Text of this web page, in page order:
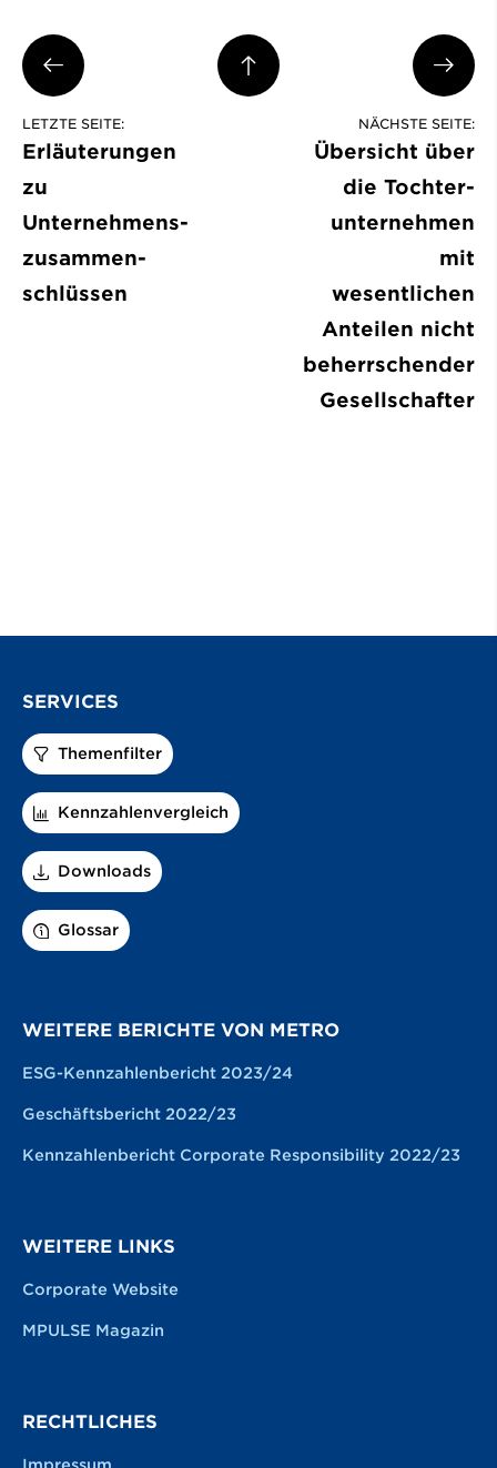
LETZTE SEITE:
Erläuterungen
zu
Unternehmens­
zusammen­
schlüssen
NÄCHSTE SEITE:
Übersicht über
die Tochter­
unternehmen
mit
wesentlichen
Anteilen nicht
beherrschen­der
Gesell­schafter
SERVICES
Themenfilter
Kennzahlenvergleich
Downloads
Glossar
WEITERE BERICHTE VON METRO
ESG-Kennzahlenbericht 2023/24
Geschäftsbericht 2022/23
Kennzahlenbericht Corporate Responsibility 2022/23
WEITERE LINKS
Corporate Website
MPULSE Magazin
RECHTLICHES